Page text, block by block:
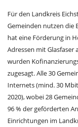
Für den Landkreis
Gemeinden nutzen die
hat eine Förderung in
Adressen mit Glasfaser
wurden
zugesagt. Alle 30
Internets (mind. 30
2020), wobei 28
96 % der geförderten
Einrichtungen im